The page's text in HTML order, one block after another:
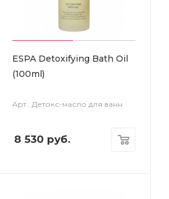
ESPA Detoxifying Bath Oil
(100ml)
Арт.: Детокс-масло для ванн
8 530 руб.